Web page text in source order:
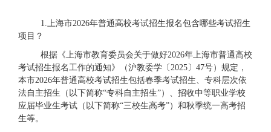
1.上海市2026年普通高校考试招生报名包含哪些考试招生
项目？
根据《上海市教育委员会关于做好2026年上海市普通高校
考试招生报名工作的通知》（沪教委学〔2025〕 47号）规定，
本市2026年普通高校考试招生包括春季考试招生、专科层次依
法自主招生（以下简称“专科自主招生”）、招收中等职业学校
应届毕业生考试（以下简称“三校生高考”）和秋季统一高考招
生等。